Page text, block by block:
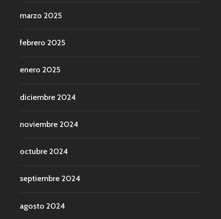
marzo 2025
febrero 2025
enero 2025
diciembre 2024
noviembre 2024
octubre 2024
septiembre 2024
agosto 2024